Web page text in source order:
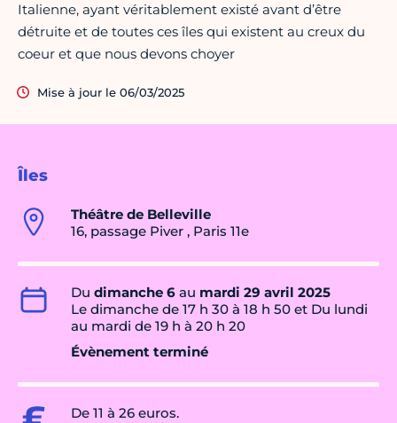
Îles
Théâtre de Belleville
16, passage Piver , Paris 11e
Du dimanche 6 au mardi 29 avril 2025
Le dimanche de 17 h 30 à 18 h 50 et Du lundi
au mardi de 19 h à 20 h 20
Évènement terminé
De 11 à 26 euros.
Italienne, ayant véritablement existé avant d’être
détruite et de toutes ces îles qui existent au creux du
coeur et que nous devons choyer
Mise à jour le 06/03/2025